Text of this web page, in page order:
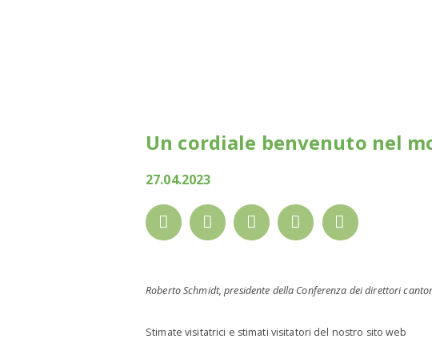
Un cordiale benvenuto nel
27.04.2023
Roberto Schmidt, presidente della Conferenza dei direttori
Stimate visitatrici e stimati visitatori del nostro sito web